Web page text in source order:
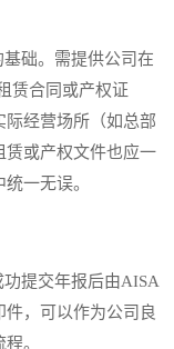
础。需提供公司在
赁合同或产权证
际经营场所（如总部
赁或产权文件也应一
一无误。
提交年报后由AISA
，可以作为公司良
。